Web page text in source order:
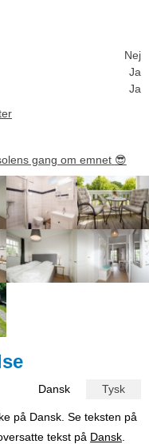
Nej
Ja
Ja
gang om emnet 😎
Dansk Tysk
på Dansk. Se teksten på
tekst på Dansk